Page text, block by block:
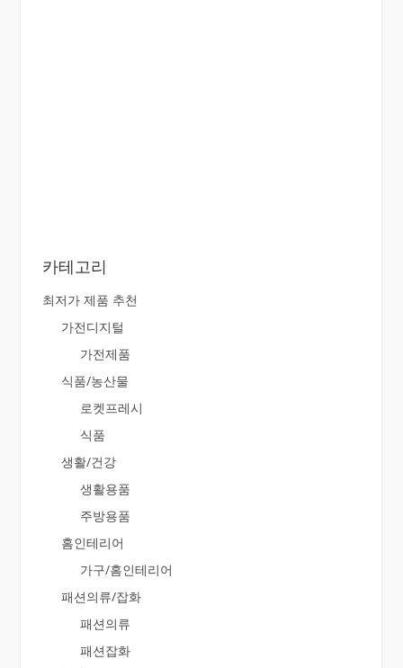
카테고리
최저가 제품 추천
가전디지털
가전제품
식품/농산물
로켓프레시
식품
생활/건강
생활용품
주방용품
홈인테리어
가구/홈인테리어
패션의류/잡화
패션의류
패션잡화